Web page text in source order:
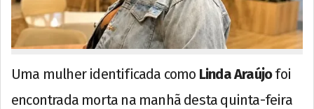
Uma mulher identificada como Linda Araújofoi
encontrada morta na manhã desta quinta-feira